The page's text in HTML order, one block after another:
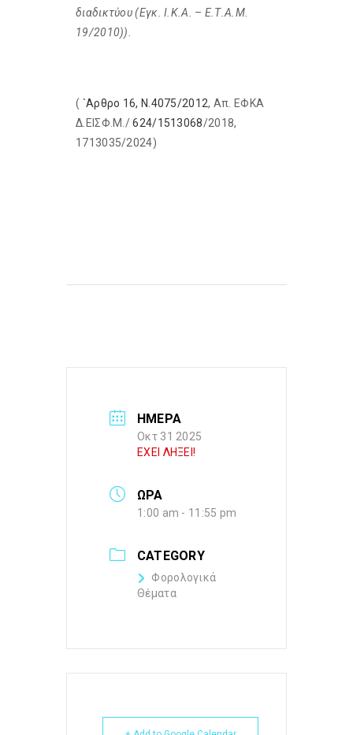
διαδικτύου (Εγκ. Ι.Κ.Α. – Ε.Τ.Α.Μ.
19/2010)).
( `Αρθρο 16, Ν.4075/2012, Απ. ΕΦΚΑ
Δ.ΕΙΣΦ.Μ./624/1513068/2018,
1713035/2024)
ΗΜΕΡΑ
Οκτ 31 2025
ΕΧΕΙ ΛΗΞΕΙ!
ΩΡΑ
1:00 am - 11:55 pm
CATEGORY
Φορολογικά
Θέματα